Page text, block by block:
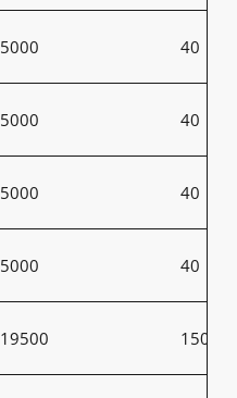
5000 40
5000 40
5000 40
5000 40
19500 150